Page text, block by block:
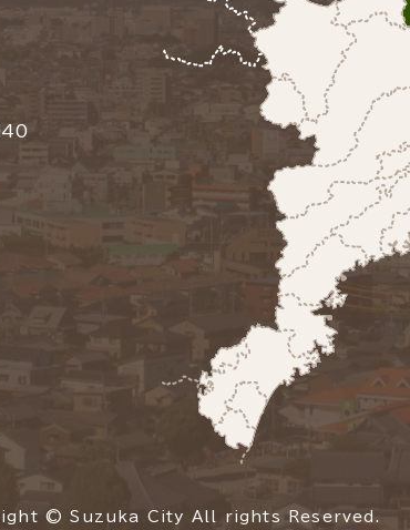
© Suzuka City All rights Reserved.